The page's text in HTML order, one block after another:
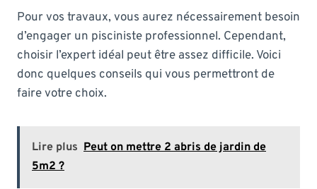
Pour vos travaux, vous aurez nécessairement besoin
d’engager un pisciniste professionnel. Cependant,
choisir l’expert idéal peut être assez difficile. Voici
donc quelques conseils qui vous permettront de
faire votre choix.
Lire plus Peut on mettre 2 abris de jardin de
5m2 ?